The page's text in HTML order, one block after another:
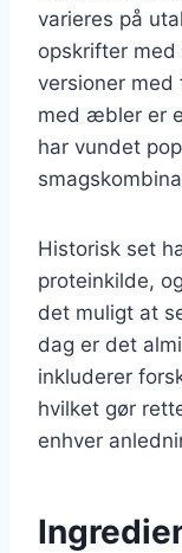
varieres på
opskrifter
versioner med
med æbler er
har vundet
Historisk set
proteinkilde,
det muligt at
dag er det
inkluderer
hvilket gør
enhver